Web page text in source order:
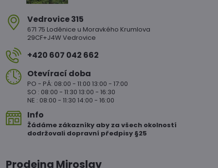
Vedrovice 315
671 75 Loděnice u Moravkého Krumlova
29CF+J4W Vedrovice
+420 607 042 662
Otevírací doba
PO - PÁ: 08:00 - 11:00 13:00 - 17:00
SO : 08:00 - 11:30 13:00 - 16:30
NE : 08:00 - 11:30 14:00 - 16:00
Info
Žádáme zákazníky aby za všech okolností
dodržovali dopravní předpisy §25
Prodejna Miroslav